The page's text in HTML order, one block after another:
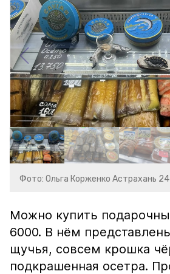
Фото: Ольга Корженко Астрахань 24
Можно купить
6000. В нём
щучья, совсем крошка
подкрашенная осетра.